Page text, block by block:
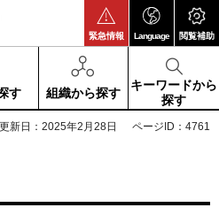
緊急情報 Language 閲覧補助
す 組織から探す
キーワードから
探す
更新日：2025年2月28日 ページID：4761